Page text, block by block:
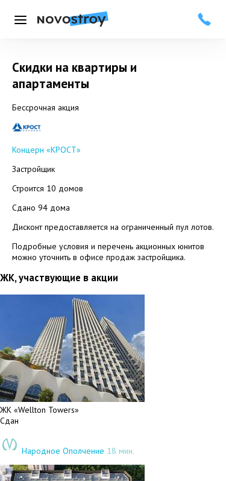
Меню
Скидки на квартиры и
апартаменты
Бессрочная акция
Концерн «КРОСТ»
Застройщик
Строится 10 домов
Сдано 94 дома
Дисконт предоставляется на ограниченный пул лотов.
Подробные условия и перечень акционных юнитов
можно уточнить в офисе продаж застройщика.
ЖК, участвующие в акции
ЖК «Wellton Towers»
Сдан
Народное Ополчение 18 мин.